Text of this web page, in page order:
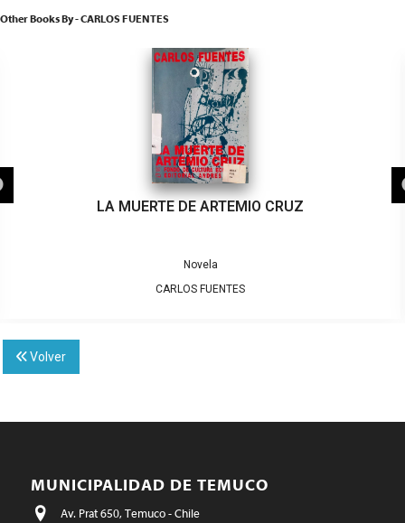
Other Books By - CARLOS FUENTES
LA MUERTE DE ARTEMIO CRUZ
Novela
CARLOS FUENTES
Volver
MUNICIPALIDAD DE TEMUCO
Av. Prat 650, Temuco - Chile